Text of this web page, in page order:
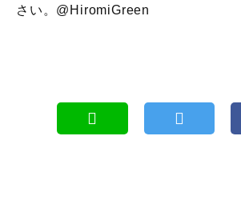
さい。@HiromiGreen